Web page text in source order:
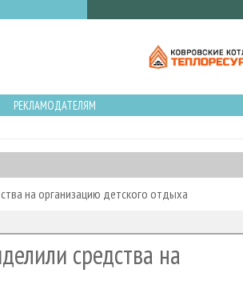
РЕКЛАМОДАТЕЛЯМ
на организацию детского отдыха
средства на